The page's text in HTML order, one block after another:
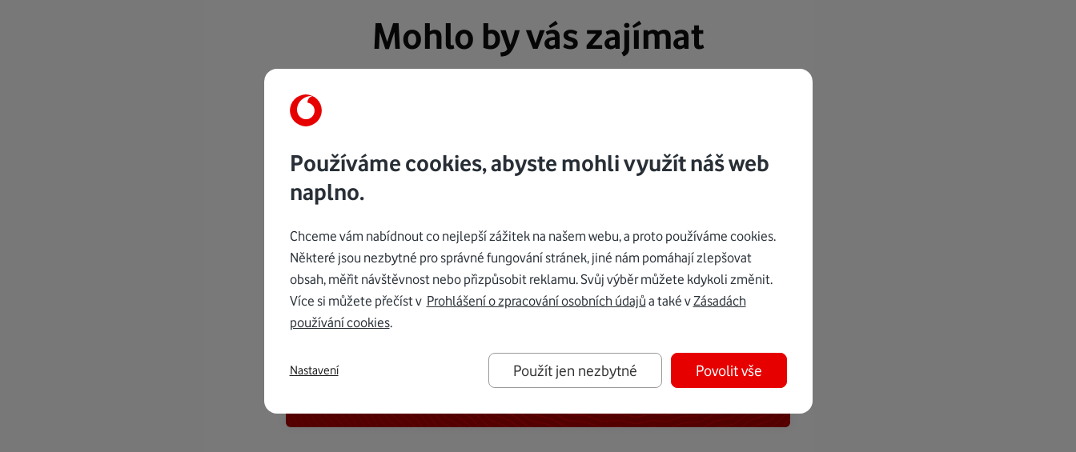
Mohlo by vás zajímat
K internetu vám dáme Vodafone TV již
od 150 Kč měsíčně
Používáme cookies, abyste mohli využít náš web
naplno.
Chceme vám nabídnout co nejlepší zážitek na našem webu, a proto používáme cookies.
Některé jsou nezbytné pro správné fungování stránek, jiné nám pomáhají zlepšovat
obsah, měřit návštěvnost nebo přizpůsobit reklamu. Svůj výběr můžete kdykoli změnit.
Více si můžete přečíst v Prohlášení o zpracování osobních údajů a také vZásadách
používání cookies.
Použít jen nezbytné Povolit vše
Nastavení